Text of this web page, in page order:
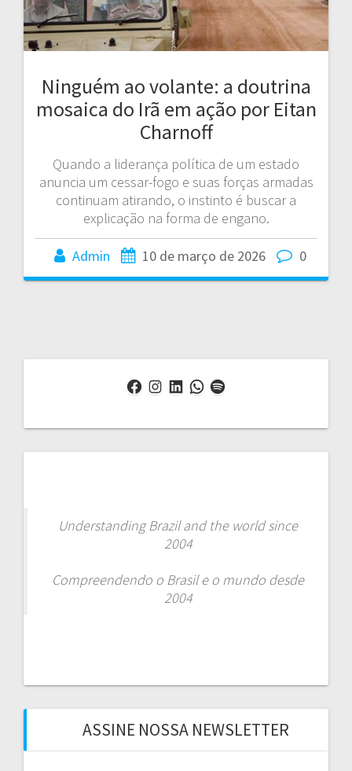
Ninguém ao volante: a doutrina
mosaica do Irã em ação por Eitan
Charnoff
Quando a liderança política de um estado
anuncia um cessar-fogo e suas forças armadas
continuam atirando, o instinto é buscar a
explicação na forma de engano.
Admin 10 de março de 2026 0
Facebook
Instagram
LinkedIn
WhatsApp
Spotify
Understanding Brazil and the world since
2004
Compreendendo o Brasil e o mundo desde
2004
ASSINE NOSSA NEWSLETTER